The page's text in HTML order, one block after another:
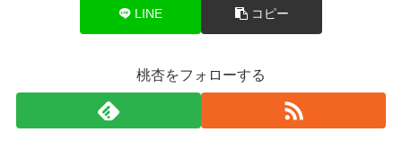
LINE コピー
桃杏をフォローする